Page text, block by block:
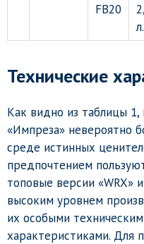
FB20
Технические
Как видно из таблицы
«Импреза» невероятно
среде истинных
предпочтением
топовые версии «WRX»
высоким уровнем
их особыми
характеристиками. Для